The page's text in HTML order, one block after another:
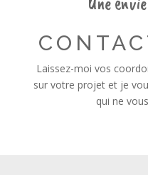
Laissez-moi vos
sur votre projet et je
qui ne